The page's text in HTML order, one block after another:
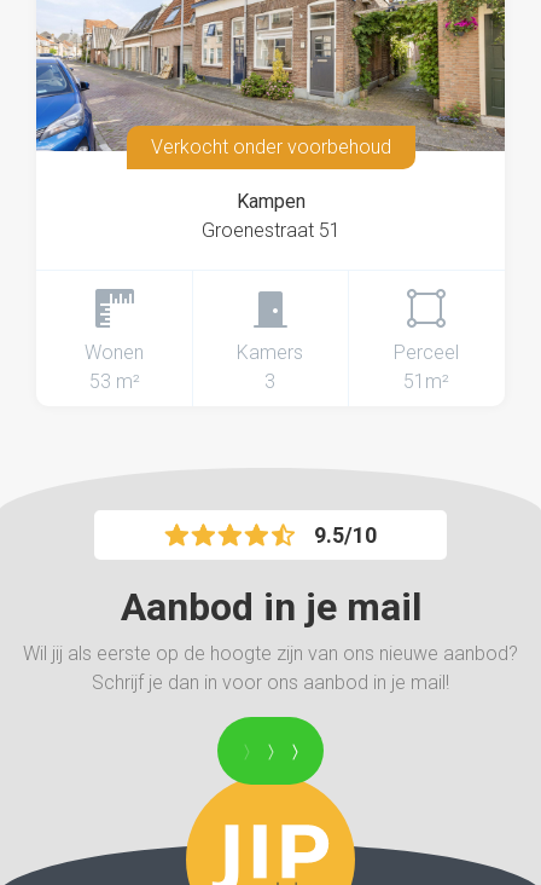
Verkocht onder voorbehoud
Kampen
Groenestraat 51
Wonen
53 m²
Kamers
3
Perceel
51m²
9.5/10
Aanbod in je mail
Wil jij als eerste op de hoogte zijn van ons nieuwe aanbod?
Schrijf je dan in voor ons aanbod in je mail!